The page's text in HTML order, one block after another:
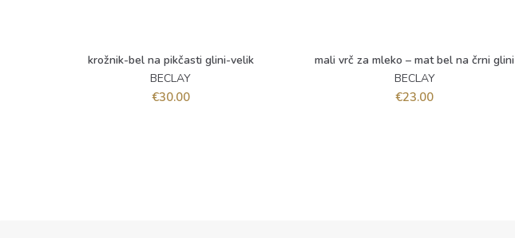
DODAJ V KOŠARICO
krožnik-bel na pikčasti glini-velik
BECLAY
€30.00
BERI DALJE
mali vrč za mleko – mat bel na črni glini
BECLAY
€23.00